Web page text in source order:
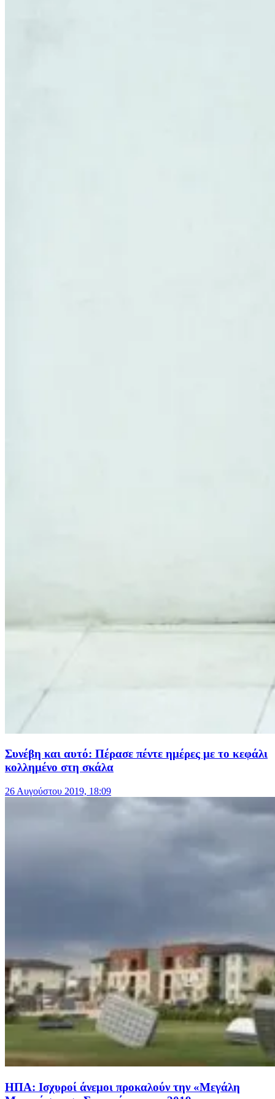
Συνέβη και αυτό: Πέρασε πέντε ημέρες με το κεφάλι
κολλημένο στη σκάλα
26 Αυγούστου 2019, 18:09
ΗΠΑ: Ισχυροί άνεμοι προκαλούν την «Μεγάλη